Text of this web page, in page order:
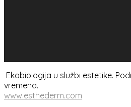
Ekobiologija u službi estetike.
vremena.
www.esthederm.com